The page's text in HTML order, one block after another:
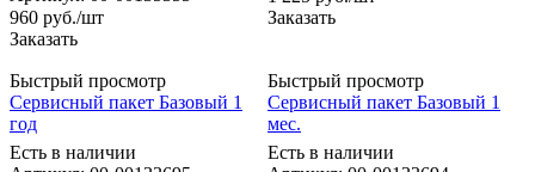
960 руб./шт
Заказать
Заказать
Быстрый просмотр
Сервисный пакет Базовый 1
год
Есть в наличии
Быстрый просмотр
Сервисный пакет Базовый 1
мес.
Есть в наличии